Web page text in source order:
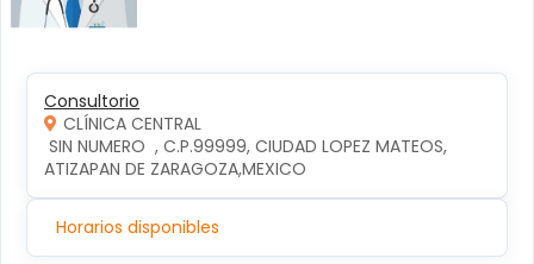
Consultorio
CLÍNICA CENTRAL
ATIZAPAN DE ZARAGOZA,MEXICO
Horarios disponibles